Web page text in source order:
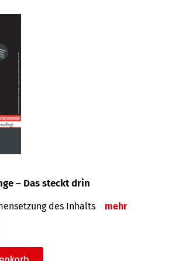
– Das steckt drin
des Inhalts mehr